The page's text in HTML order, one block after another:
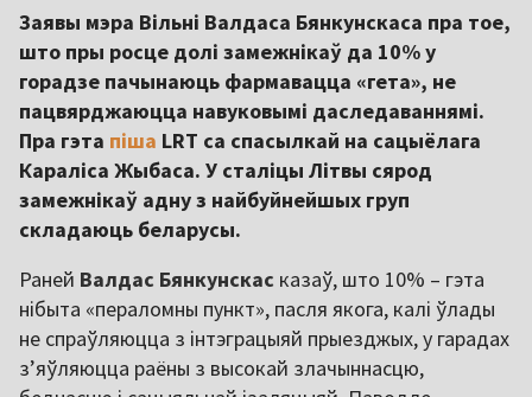
Заявы мэра Вільні Валдаса Бянкунскаса пра тое,
што пры росце долі замежнікаў да 10% у
горадзе пачынаюць фармавацца «гета», не
пацвярджаюцца навуковымі даследаваннямі.
Пра гэта піша LRT са спасылкай на сацыёлага
Караліса Жыбаса. У сталіцы Літвы сярод
замежнікаў адну з найбуйнейшых груп
складаюць беларусы.
Раней Валдас Бянкунскас казаў, што 10% – гэта
нібыта «пераломны пункт», пасля якога, калі ўлады
не спраўляюцца з інтэграцыяй прыезджых, у гарадах
з’яўляюцца раёны з высокай злачыннасцю,